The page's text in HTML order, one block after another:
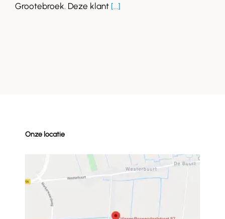
Grootebroek. Deze klant [...]
Onze locatie